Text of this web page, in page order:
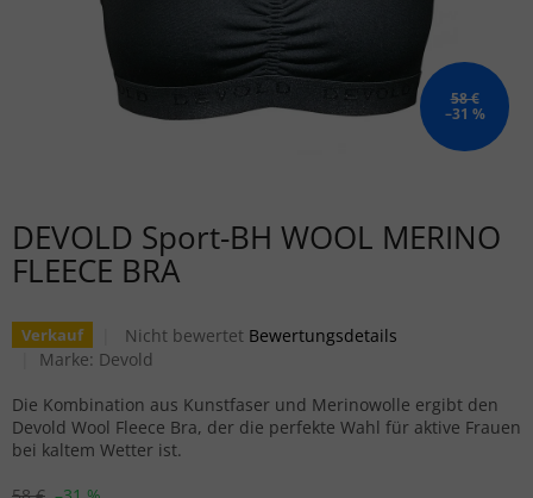
58 €
–31 %
DEVOLD Sport-BH WOOL MERINO
FLEECE BRA
Verkauf Die durchschnittliche Produktbewertung ist 0,0
Nicht bewertet Bewertungsdetails
Marke: Devold
Die Kombination aus Kunstfaser und Merinowolle ergibt den
Devold Wool Fleece Bra, der die perfekte Wahl für aktive Frauen
bei kaltem Wetter ist.